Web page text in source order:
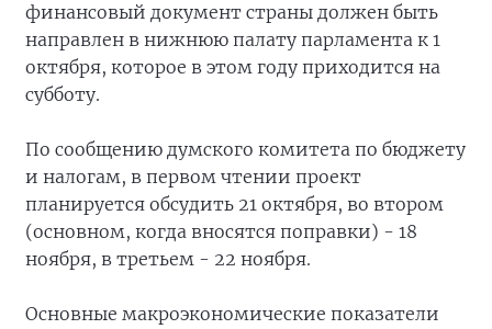
финансовый документ страны должен быть
направлен в нижнюю палату парламента к 1
октября, которое в этом году приходится на
субботу.
По сообщению думского комитета по бюджету
и налогам, в первом чтении проект
планируется обсудить 21 октября, во втором
(основном, когда вносятся поправки) - 18
ноября, в третьем - 22 ноября.
Основные макроэкономические показатели